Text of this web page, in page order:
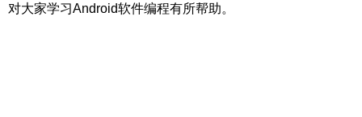
对大家学习Android软件编程有所帮助。